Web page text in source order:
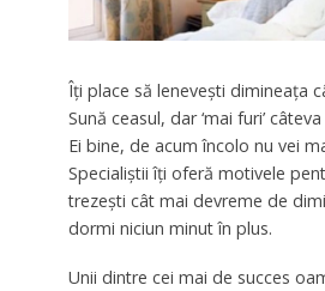
Îţi place să leneveşti dimineaţa
Sună ceasul, dar ‘mai furi’
Ei bine, de acum încolo nu vei
Specialiştii îţi oferă motivele
trezeşti cât mai devreme de
dormi niciun minut în plus.
Unii dintre cei mai de succes